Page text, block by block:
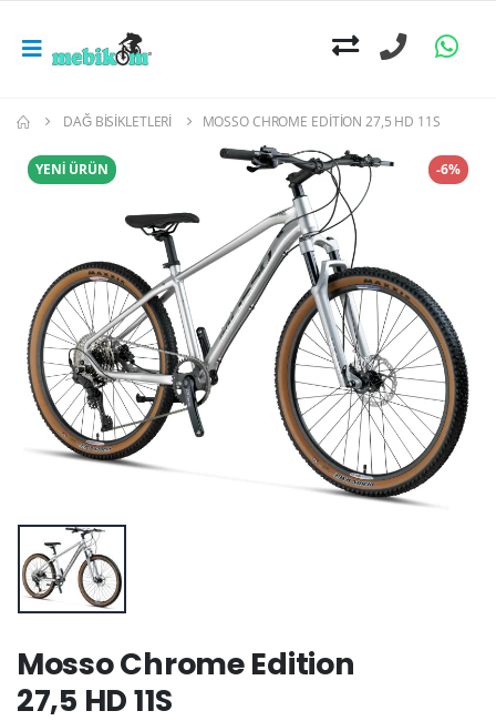
DAĞ BISIKLETLERI MOSSO CHROME EDITION 27,5 HD 11S
YENİ ÜRÜN -6%
Mosso Chrome Edition
27,5 HD 11S